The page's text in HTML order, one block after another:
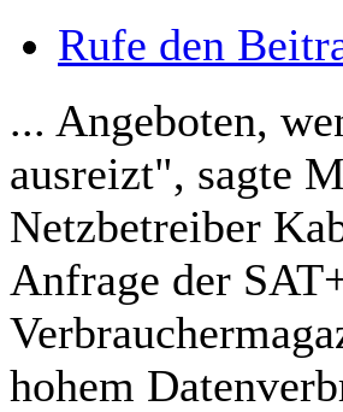
Rufe den
... Angeboten,
ausreizt", sagte
Netzbetreiber
Anfrage der
hohem